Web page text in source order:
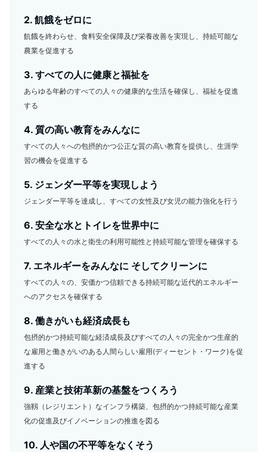
2. 飢餓をゼロに
飢餓を終わらせ、食料安全保障及び栄養改善を実現し、持続可能な
農業を促進する
3. すべての人に健康と福祉を
あらゆる年齢のすべての人々の健康的な生活を確保し、福祉を促進
する
4. 質の高い教育をみんなに
すべての人々への包摂的かつ公正な質の高い教育を提供し、生涯学
習の機会を促進する
5. ジェンダー平等を実現しよう
ジェンダー平等を達成し、すべての女性及び女児の能力強化を行う
6. 安全な水とトイレを世界中に
すべての人々の水と衛生の利用可能性と持続可能な管理を確保する
7. エネルギーをみんなに そしてクリーンに
すべての人々の、安価かつ信頼できる持続可能な近代的エネルギー
へのアクセスを確保する
8. 働きがいも経済成長も
包摂的かつ持続可能な経済成長及びすべての人々の完全かつ生産的
な雇用と働きがいのある人間らしい雇用(ディーセント・ワーク)を促
進する
9. 産業と技術革新の基盤をつくろう
強靱（レジリエント）なインフラ構築、包摂的かつ持続可能な産業
化の促進及びイノベーションの推進を図る
10. 人や国の不平等をなくそう